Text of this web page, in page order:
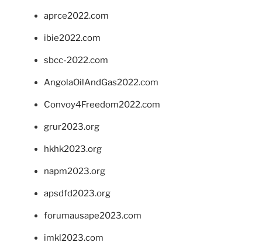
aprce2022.com
ibie2022.com
sbcc-2022.com
AngolaOilAndGas2022.com
Convoy4Freedom2022.com
grur2023.org
hkhk2023.org
napm2023.org
apsdfd2023.org
forumausape2023.com
imkl2023.com